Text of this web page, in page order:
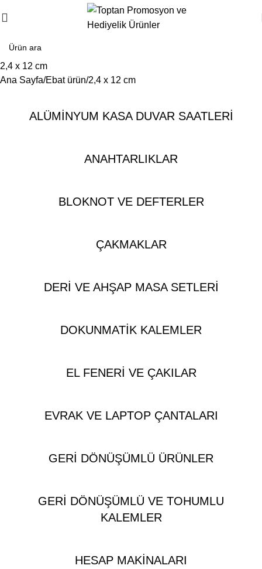
2,4 x 12 cm
Ana Sayfa Ebat ürün 2,4 x 12 cm
ALÜMINYUM KASA DUVAR SAATLERI
ANAHTARLIKLAR
BLOKNOT VE DEFTERLER
ÇAKMAKLAR
DERI VE AHŞAP MASA SETLERI
DOKUNMATIK KALEMLER
EL FENERI VE ÇAKILAR
EVRAK VE LAPTOP ÇANTALARI
GERI DÖNÜŞÜMLÜ ÜRÜNLER
GERI DÖNÜŞÜMLÜ VE TOHUMLU
KALEMLER
HESAP MAKINALARI